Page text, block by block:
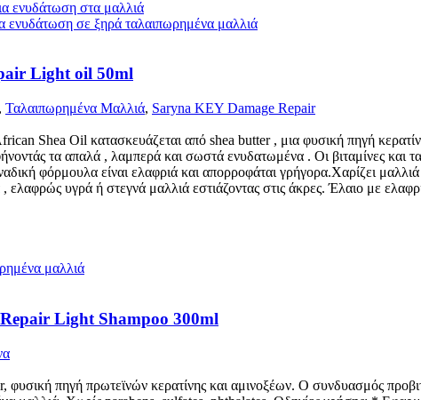
Light oil 50ml
, Ταλαιπωρημένα Μαλλιά, Saryna KEY Damage Repair
Shea Oil κατασκευάζεται από shea butter , μια φυσική πηγή
τα απαλά , λαμπερά και σωστά ενυδατωμένα . Οι βιταμίνες και
φόρμουλα είναι ελαφριά και απορροφάται γρήγορα.Χαρίζει
ελαφρώς υγρά ή στεγνά μαλλιά εστιάζοντας στις άκρες. Έλαιο με
Light Shampoo 300ml
πηγή πρωτεϊνών κερατίνης και αμινοξέων. Ο συνδυασμός